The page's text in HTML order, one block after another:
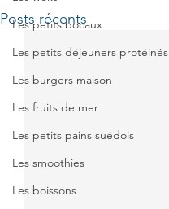
Les petits bocaux
Les petits déjeuners protéinés
Les burgers maison
Les fruits de mer
Les petits pains suédois
Les smoothies
Les boissons
Posts récents